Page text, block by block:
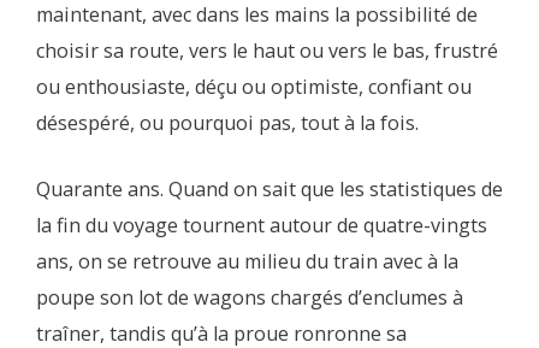
maintenant, avec dans les mains la possibilité de
choisir sa route, vers le haut ou vers le bas, frustré
ou enthousiaste, déçu ou optimiste, confiant ou
désespéré, ou pourquoi pas, tout à la fois.
Quarante ans. Quand on sait que les statistiques de
la fin du voyage tournent autour de quatre-vingts
ans, on se retrouve au milieu du train avec à la
poupe son lot de wagons chargés d’enclumes à
traîner, tandis qu’à la proue ronronne sa